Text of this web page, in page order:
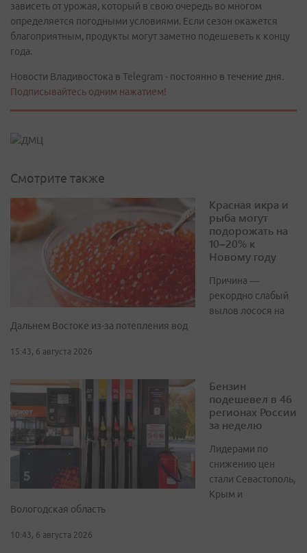
зависеть от урожая, который в свою очередь во многом
определяется погодными условиями. Если сезон окажется
благоприятным, продукты могут заметно подешеветь к концу
года.
Новости Владивостока в Telegram - постоянно в течение дня.
Подписывайтесь одним нажатием!
Смотрите также
Красная икра и
рыба могут
подорожать на
10–20% к
Новому году
Причина —
рекордно слабый
вылов лосося на
Дальнем Востоке из-за потепления вод
15:43, 6 августа 2026
Бензин
подешевел в 46
регионах России
за неделю
Лидерами по
снижению цен
стали Севастополь,
Крым и
Вологодская область
10:43, 6 августа 2026